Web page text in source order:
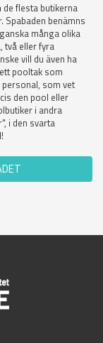
de flesta butikerna
benämns
många olika
två eller fyra
vill du även ha
pooltak som
personal, som vet
den pool eller
i andra
i den svarta